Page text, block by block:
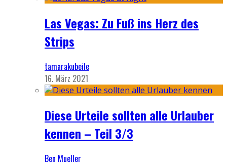
Las Vegas: Zu Fuß ins Herz des
Strips
tamarakubeile
16. März 2021
Diese Urteile sollten alle Urlauber
kennen – Teil 3/3
Ben Mueller